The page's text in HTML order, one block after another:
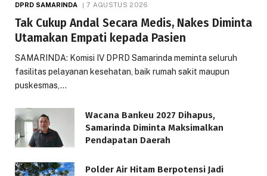
DPRD SAMARINDA 7 AGUSTUS 2026
Tak Cukup Andal Secara Medis, Nakes Diminta
Utamakan Empati kepada Pasien
SAMARINDA: Komisi IV DPRD Samarinda meminta seluruh
fasilitas pelayanan kesehatan, baik rumah sakit maupun
puskesmas,…
Wacana Bankeu 2027 Dihapus,
Samarinda Diminta Maksimalkan
Pendapatan Daerah
Polder Air Hitam Berpotensi Jadi